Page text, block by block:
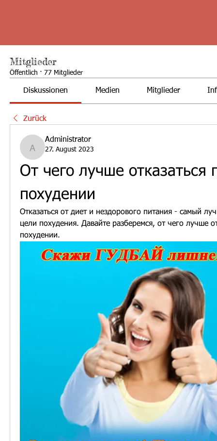
Mitglieder
Öffentlich · 77 Mitglieder
Diskussionen Medien Mitglieder
Zurück
Administrator
Administrator
27. August 2023
От чего лучше отказаться
похудении
Отказаться от диет и нездорового питания - самый
цели похудения. Давайте разберемся, от чего лучше
похудении.